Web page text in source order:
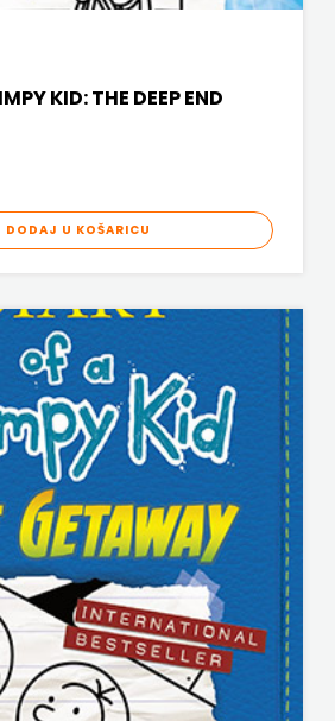
KID: THE DEEP END
DODAJ U KOŠARICU